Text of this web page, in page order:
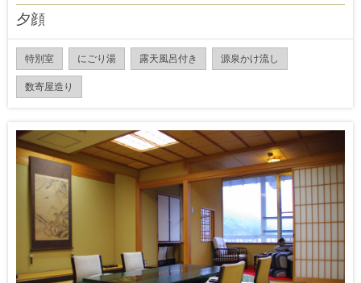
夕顔
特別室 にごり湯 露天風呂付き 源泉かけ流し
数寄屋造り